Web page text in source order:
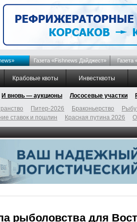
Газета «Fishnews Дайджест» Газета
Крабовые квоты Инвестквоты
И вновь — аукционы Лососевые участки
Питер-2026 Браконьерство
ставок и пошлин Красная путина 2026
рыболовства для